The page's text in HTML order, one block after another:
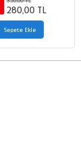
280,00 TL
Sepete Ekle